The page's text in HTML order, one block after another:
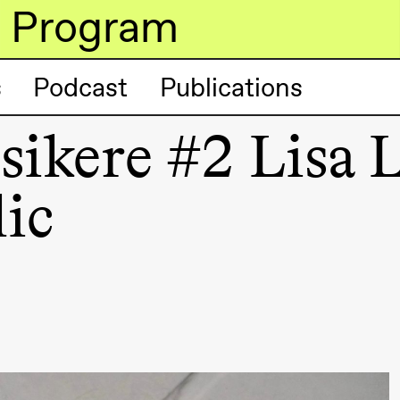
Box teater)
Box teater)
Program
Podcast Publications
#2 Lisa